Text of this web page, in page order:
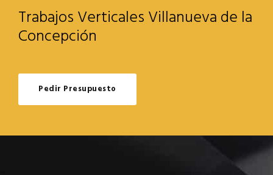
Trabajos Verticales Villanueva de la
Concepción
Pedir Presupuesto